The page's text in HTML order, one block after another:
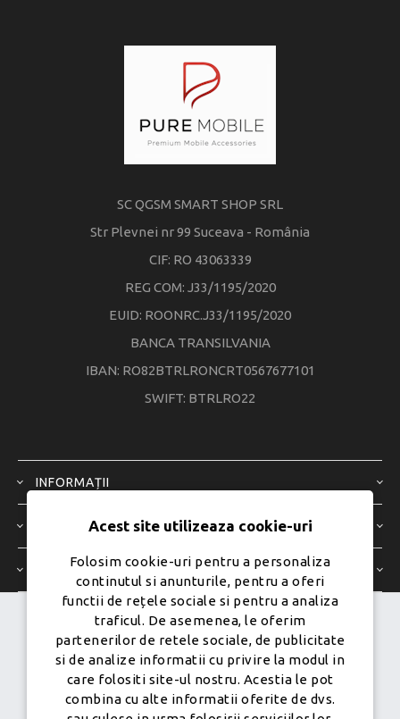
SC QGSM SMART SHOP SRL
Str Plevnei nr 99 Suceava - România
CIF: RO 43063339
REG COM: J33/1195/2020
EUID: ROONRC.J33/1195/2020
BANCA TRANSILVANIA
IBAN: RO82BTRLRONCRT0567677101
SWIFT: BTRLRO22
INFORMAȚII
SERVICIU CLIENȚI
CONTUL MEU
Dezvoltat de
Ecom Digital -
Powered bynopCommerce
Acest site utilizeaza cookie-uri
Folosim cookie-uri pentru a personaliza
continutul si anunturile, pentru a oferi
functii de rețele sociale si pentru a analiza
traficul. De asemenea, le oferim
partenerilor de retele sociale, de publicitate
si de analize informatii cu privire la modul in
care folositi site-ul nostru. Acestia le pot
combina cu alte informatii oferite de dvs.